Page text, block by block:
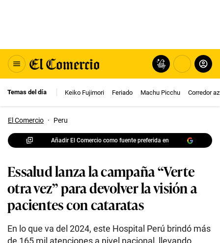
Temas del día Keiko Fujimori Feriado Machu Picchu Corredor
El Comercio · Peru
Añadir El Comercio como fuente preferida en
Essalud lanza la campaña “Verte
otra vez” para devolver la visión a
pacientes con cataratas
En lo que va del 2024, este Hospital Perú brindó más
de 165 mil atenciones a nivel nacional, llevando